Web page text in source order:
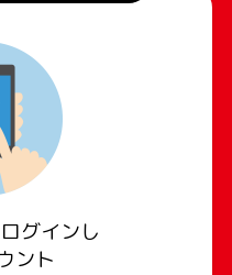
グインし
ント